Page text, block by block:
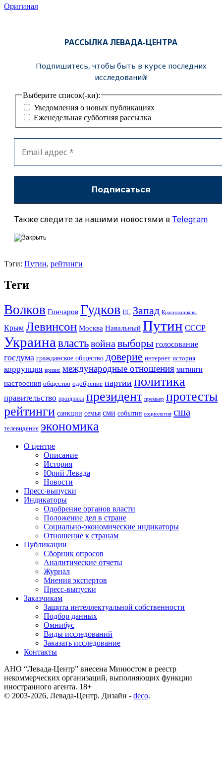
Оригинал
РАССЫЛКА ЛЕВАДА-ЦЕНТРА
Подпишитесь, чтобы быть в курсе последних
исследований!
Выберите список(-ки):
Уведомления о новых публикациях
Еженедельная субботняя рассылка
Также следите за нашими новостями в Telegram
Тэги: Путин, рейтинги
Теги
Волков Гончаров Гудков ЕС Запад Красильникова
Крым Левинсон Москва Навальный Путин СССР
Украина властьвойна выборы голосование
госдума гражданское общество доверие интернет история
коррупция кризис международные отношения митинги
настроения общество одобрение партии политика
правительство праздники президент премьер протесты
рейтинги санкции семья сми события социология сша
телевидение экономика
О центре
Описание
История
Юрий Левада
Новости
Пресс-выпуски
Индикаторы
Одобрение органов власти
Положение дел в стране
Социально-экономические индикаторы
Отношение к странам
Публикации
Сборник опросов
Аналитические отчеты
Журнал
Мнения экспертов
Пресс-выпуски
Заказчикам
Защита интеллектуальной собственности
Подбор данных
Омнибус
Виды исследований
Заказать исследование
Контакты
АНО “Левада-Центр” внесена Минюстом в реестр
некоммерческих организаций, выполняющих функции
иностранного агента. 18+
© 2003-2026, Левада-Центр. Дизайн - deco.